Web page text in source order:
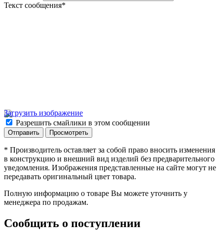
Текст сообщения*
Загрузить изображение
Разрешить смайлики в этом сообщении
* Производитель оставляет за собой право вносить изменения
в конструкцию и внешний вид изделий без предварительного
уведомления. Изображения представленные на сайте могут не
передавать оригинальный цвет товара.
Полную информацию о товаре Вы можете уточнить у
менеджера по продажам.
Сообщить о поступлении